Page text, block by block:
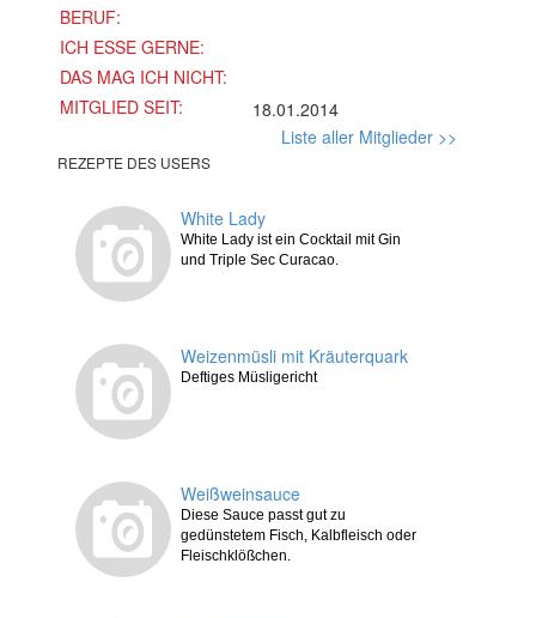
BERUF:
ICH ESSE GERNE:
DAS MAG ICH NICHT:
MITGLIED SEIT:
18.01.2014
Liste aller Mitglieder >>
REZEPTE DES USERS
White Lady
White Lady ist ein Cocktail mit Gin
und Triple Sec Curacao.
Weizenmüsli mit Kräuterquark
Deftiges Müsligericht
Weißweinsauce
Diese Sauce passt gut zu
gedünstetem Fisch, Kalbfleisch oder
Fleischklößchen.